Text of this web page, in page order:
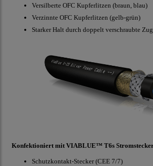
Versilberte OFC Kupferlitzen (braun, blau)
Verzinnte OFC Kupferlitzen (gelb-grün)
Starker Halt durch doppelt verschraubte
Konfektioniert mit VIABLUE™ T6s
Schutzkontakt-Stecker (CEE 7/7)